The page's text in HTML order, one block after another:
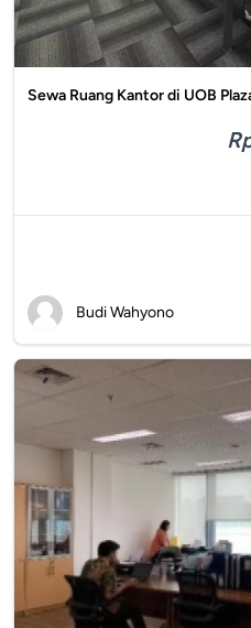
Sewa Ruang Kantor di UOB
Budi Wahyono